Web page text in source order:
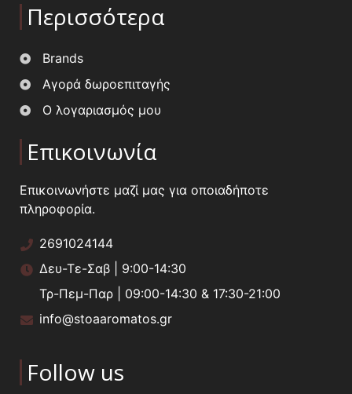
Περισσότερα
Brands
Αγορά δωροεπιταγής
Ο λογαριασμός μου
Επικοινωνία
Επικοινωνήστε μαζί μας για οποιαδήποτε
πληροφορία.
2691024144
Δευ-Τε-Σαβ | 9:00-14:30
Τρ-Πεμ-Παρ | 09:00-14:30 & 17:30-21:00
info@stoaaromatos.gr
Follow us